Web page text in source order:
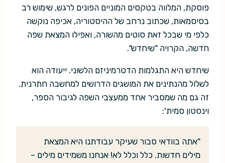
פוסקת, המלווה בטקסים המוניים הפונים לרגש, שימוש רב
בסיסמאות, שכתוב נרחב של ההיסטוריה, אכיפה נוקשה
כלפי מי שבכל זאת סוטים מהשורה, ואפילו המצאת שפה
חדשה, הקרויה "שיחדש".
שיחדש היא התגלמות הדטרמיניזם הלשוני. ייעודה הוא
לשלול מהנתינים את המושגים הדרושים למחשבה חתרנית.
זה גם מה שמסביר אחד ממעצבי השפה לגיבור הספר,
וינסטון סמית':
"אתה בוודאי סבור שעיקר עבודתנו היא המצאת
מילים חדשות. כלל וכלל לא! אנחנו משמידים מילים –